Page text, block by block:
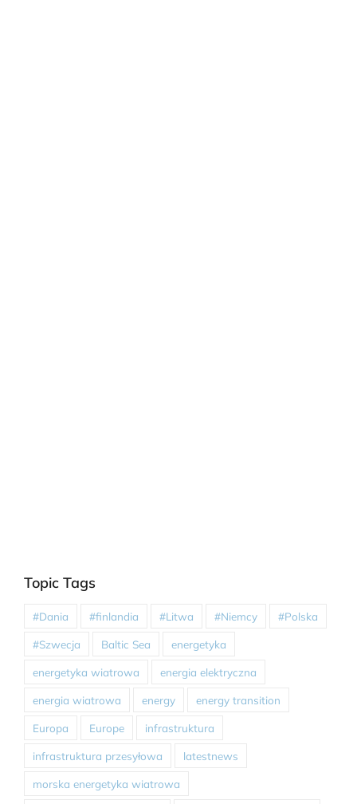
Topic Tags
#Dania #finlandia #Litwa #Niemcy #Polska
#Szwecja Baltic Sea energetyka
energetyka wiatrowa energia elektryczna
energia wiatrowa energy energy transition
Europa Europe infrastruktura
infrastruktura przesyłowa latestnews
morska energetyka wiatrowa